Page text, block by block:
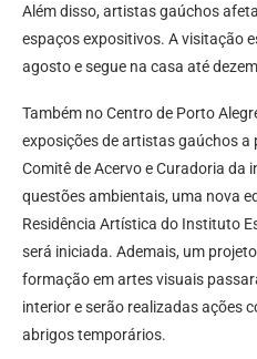
Além disso, artistas gaúchos
espaços expositivos. A visitação
agosto e segue na casa até
Também no Centro de Porto
exposições de artistas gaúchos a
Comitê de Acervo e Curadoria da
questões ambientais, uma nova
Residência Artística do Instituto
será iniciada. Ademais, um
formação em artes visuais
interior e serão realizadas ações
abrigos temporários.